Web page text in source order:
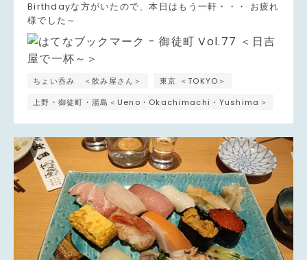
ちょい呑み ＜飲み屋さん＞
東京 ＜TOKYO＞
上野・御徒町・湯島＜Ueno・Okachimachi・Yushima＞
Birthdayな方がいたので、本日はもう一軒・・・ お疲れ
様でした～